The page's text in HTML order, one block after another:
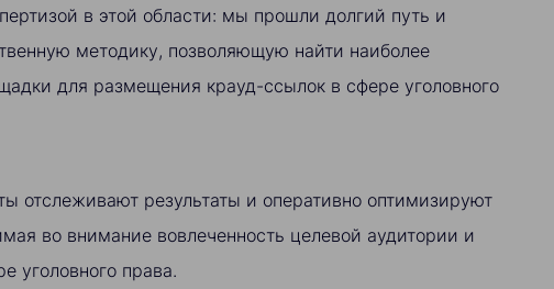
в этой области: мы прошли долгий путь и
методику, позволяющую найти наиболее
для размещения крауд-ссылок в сфере уголовного
отслеживают результаты и оперативно оптимизируют
во внимание вовлеченность целевой аудитории и
уголовного права.